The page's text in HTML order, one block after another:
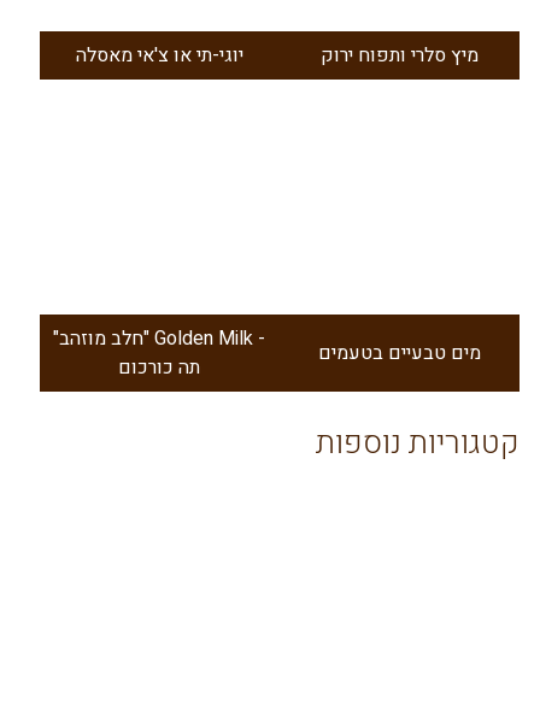
מיץ סלרי ותפוח ירוק יוגי-תי או צ'אי מאסלה
מים טבעיים בטעמים
"חלב מוזהב" Golden Milk -
תה כורכום
קטגוריות נוספות